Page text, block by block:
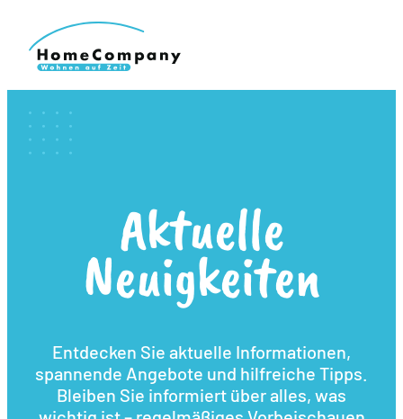
Aktuelle
Neuigkeiten
Entdecken Sie aktuelle Informationen,
spannende Angebote und hilfreiche Tipps.
Bleiben Sie informiert über alles, was